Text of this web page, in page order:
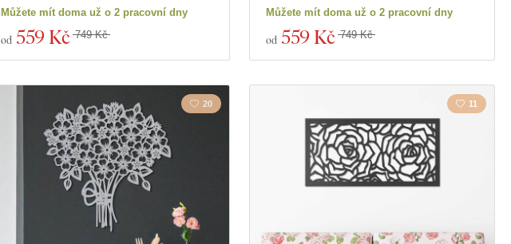
Můžete mít doma už o 2 pracovní dny
od 559 Kč 749 Kč
Můžete mít doma už o 2 pracovní dny
od 559 Kč 749 Kč
20 11